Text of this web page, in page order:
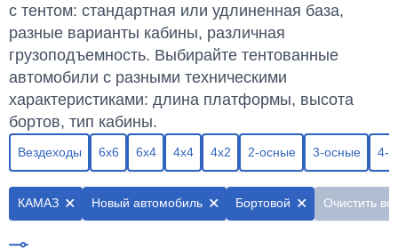
с тентом: стандартная или удлиненная база,
разные варианты кабины, различная
грузоподъемность. Выбирайте тентованные
автомобили с разными техническими
характеристиками: длина платформы, высота
бортов, тип кабины.
Вездеходы 6х6 6х4 4х4 4х2 2-осные 3-осные 4-
КАМАЗ Новый автомобиль Бортовой Очистить